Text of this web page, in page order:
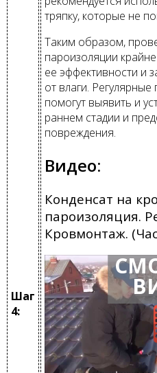
Шаг
4:
тряпку, которые не
Таким образом,
пароизоляции
ее эффективности и
от влаги.
помогут выявить и
раннем стадии и
повреждения.
Видео:
Конденсат на
пароизоляция.
Кровмонтаж.